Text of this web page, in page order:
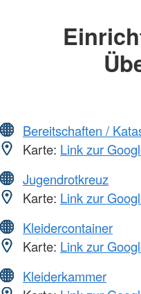
Bereitschaften /
Karte: Link zur
Jugendrotkreuz
Karte: Link zur
Kleidercontainer
Karte: Link zur
Kleiderkammer